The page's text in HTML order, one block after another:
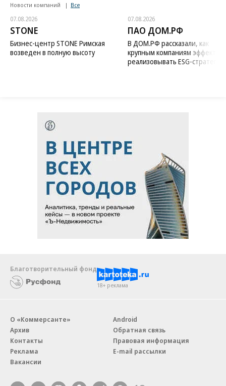
Новости компаний Все
07.08.2026
STONE
Бизнес-центр STONE Римская
возведен в полную высоту
07.08.2026
ПАО ДОМ.РФ
В ДОМ.РФ рассказали, как
крупным компаниям
реализовывать ESG-стратегию
Благотворительный фонд
18+ реклама
О «Коммерсанте»
Архив
Контакты
Реклама
Вакансии
Android
Обратная связь
Правовая информация
E-mail рассылки